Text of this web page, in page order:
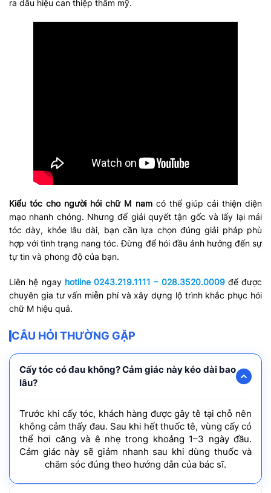
ra dấu hiệu can thiệp thẩm mỹ.
Kiểu tóc cho người hói chữ M nam có thể giúp cải thiện diện
mạo nhanh chóng. Nhưng để giải quyết tận gốc và lấy lại mái
tóc dày, khỏe lâu dài, bạn cần lựa chọn đúng giải pháp phù
hợp với tình trạng nang tóc. Đừng để hói đầu ảnh hưởng đến sự
tự tin và phong độ của bạn.
Liên hệ ngay hotline 0243.219.1111 – 028.3520.0009để được
chuyên gia tư vấn miễn phí và xây dựng lộ trình khắc phục hói
chữ M hiệu quả.
CÂU HỎI THƯỜNG GẶP
Cấy tóc có đau không? Cảm giác này kéo dài bao
lâu?
Trước khi cấy tóc, khách hàng được gây tê tại chỗ nên
không cảm thấy đau. Sau khi hết thuốc tê, vùng cấy có
thể hơi căng và ê nhẹ trong khoảng 1–3 ngày đầu.
Cảm giác này sẽ giảm nhanh sau khi dùng thuốc và
chăm sóc đúng theo hướng dẫn của bác sĩ.